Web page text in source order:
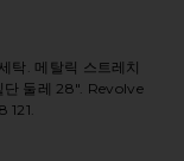
탁. 메탈릭 스트레치
단 둘레 28". Revolve
121.